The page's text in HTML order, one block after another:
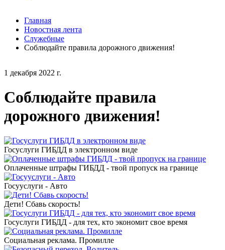
1 декабря 2022 г.
Соблюдайте правила
дорожного движения!
Госуслуги ГИБДД в электронном виде
Оплаченные штрафы ГИБДД - твой пропуск на границе
Госууслуги - Авто
Дети! Сбавь скорость!
Госуслуги ГИБДД - для тех, кто экономит свое время
Социальная реклама. Промилле
Главная
Новостная лента
Служебные
Соблюдайте правила дорожного движения!